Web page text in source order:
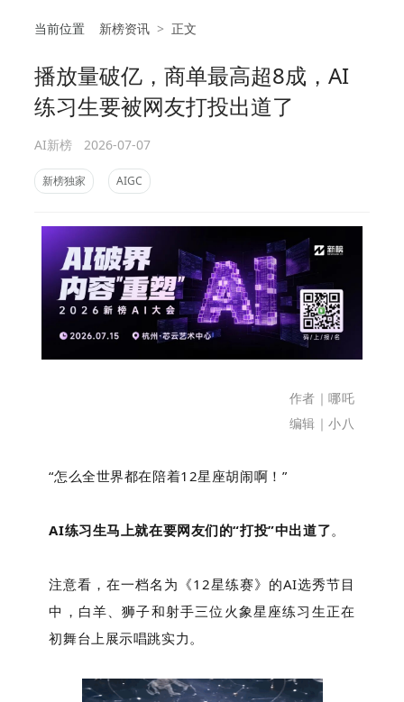
当前位置 新榜资讯 > 正文
播放量破亿，商单最高超8成，AI
练习生要被网友打投出道了
AI新榜 2026-07-07
新榜独家 AIGC
作者｜哪吒
编辑｜小八
“怎么全世界都在陪着12星座胡闹啊！”
AI练习生马上就在要网友们的“打投”中出道了。
注意看，在一档名为《12星练赛》的AI选秀节目
中，白羊、狮子和射手三位火象星座练习生正在
初舞台上展示唱跳实力。